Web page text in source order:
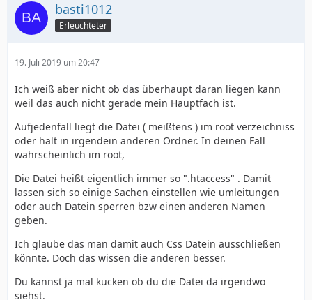
basti1012
Erleuchteter
19. Juli 2019 um 20:47
Ich weiß aber nicht ob das überhaupt daran liegen kann
weil das auch nicht gerade mein Hauptfach ist.
Aufjedenfall liegt die Datei ( meißtens ) im root verzeichniss
oder halt in irgendein anderen Ordner. In deinen Fall
wahrscheinlich im root,
Die Datei heißt eigentlich immer so ".htaccess" . Damit
lassen sich so einige Sachen einstellen wie umleitungen
oder auch Datein sperren bzw einen anderen Namen
geben.
Ich glaube das man damit auch Css Datein ausschließen
könnte. Doch das wissen die anderen besser.
Du kannst ja mal kucken ob du die Datei da irgendwo
siehst.